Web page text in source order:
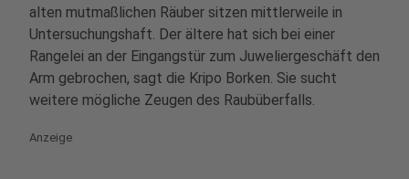
alten mutmaßlichen Räuber sitzen mittlerweile in
Untersuchungshaft. Der ältere hat sich bei einer
Rangelei an der Eingangstür zum Juweliergeschäft den
Arm gebrochen, sagt die Kripo Borken. Sie sucht
weitere mögliche Zeugen des Raubüberfalls.
Anzeige